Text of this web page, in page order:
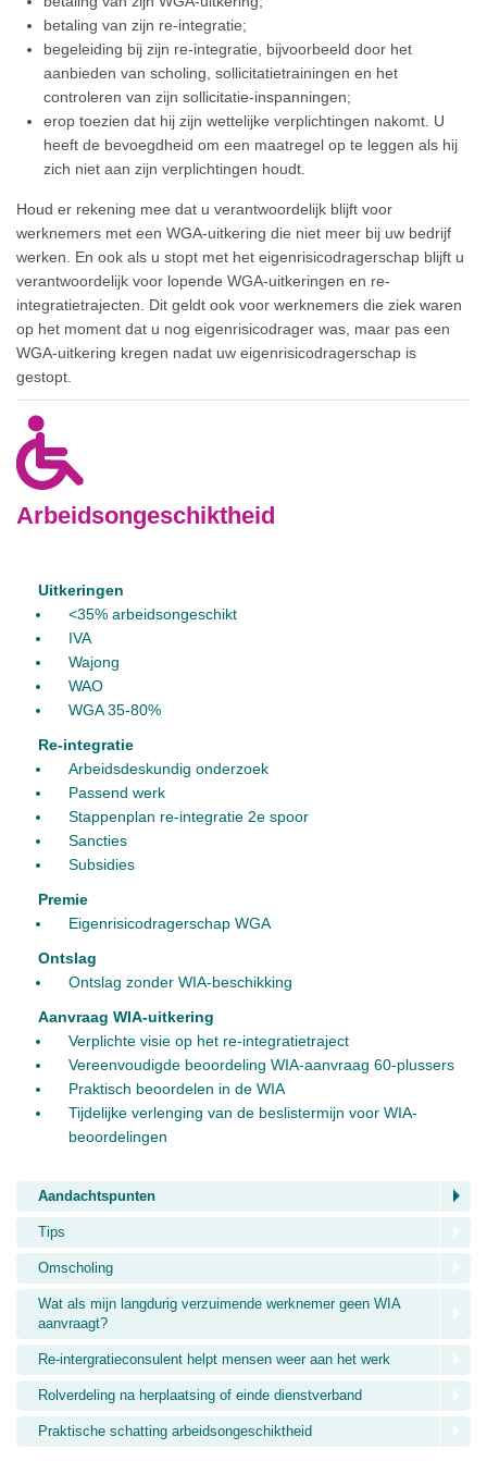
Arbeidsongeschiktheid
Uitkeringen
<35% arbeidsongeschikt
IVA
Wajong
WAO
WGA 35-80%
Re-integratie
Arbeidsdeskundig onderzoek
Passend werk
Stappenplan re-integratie 2e spoor
Sancties
Subsidies
Premie
Eigenrisicodragerschap WGA
Ontslag
Ontslag zonder WIA-beschikking
Aanvraag WIA-uitkering
Verplichte visie op het re-integratietraject
Vereenvoudigde beoordeling WIA-aanvraag 60-plussers
Praktisch beoordelen in de WIA
Tijdelijke verlenging van de beslistermijn voor WIA-
beoordelingen
Aandachtspunten
Tips
Omscholing
Wat als mijn langdurig verzuimende werknemer geen WIA
aanvraagt?
Re-intergratieconsulent helpt mensen weer aan het werk
Rolverdeling na herplaatsing of einde dienstverband
Praktische schatting arbeidsongeschiktheid
betaling van zijn re-integratie;
begeleiding bij zijn re-integratie, bijvoorbeeld door het
aanbieden van scholing, sollicitatietrainingen en het
controleren van zijn sollicitatie-inspanningen;
erop toezien dat hij zijn wettelijke verplichtingen nakomt. U
heeft de bevoegdheid om een maatregel op te leggen als hij
zich niet aan zijn verplichtingen houdt.
Houd er rekening mee dat u verantwoordelijk blijft voor
werknemers met een WGA-uitkering die niet meer bij uw bedrijf
werken. En ook als u stopt met het eigenrisicodragerschap blijft u
verantwoordelijk voor lopende WGA-uitkeringen en re-
integratietrajecten. Dit geldt ook voor werknemers die ziek waren
op het moment dat u nog eigenrisicodrager was, maar pas een
WGA-uitkering kregen nadat uw eigenrisicodragerschap is
gestopt.